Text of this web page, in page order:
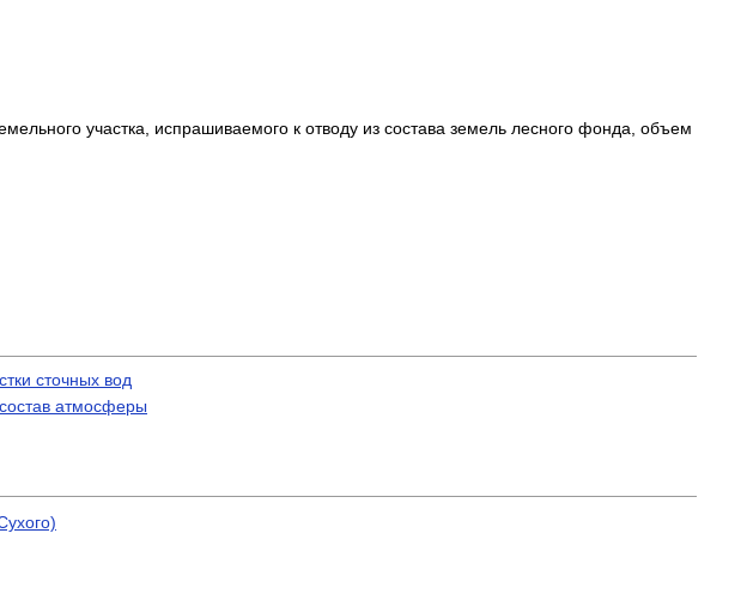
участка, испрашиваемого к отводу из состава земель лесного фонда, объем
сточных вод
атмосферы